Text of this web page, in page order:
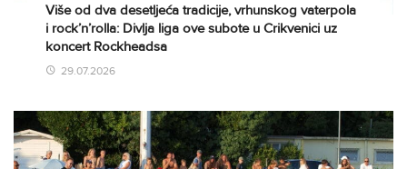
Više od dva desetljeća tradicije, vrhunskog vaterpola
i rock’n’rolla: Divlja liga ove subote u Crikvenici uz
koncert Rockheadsa
29.07.2026